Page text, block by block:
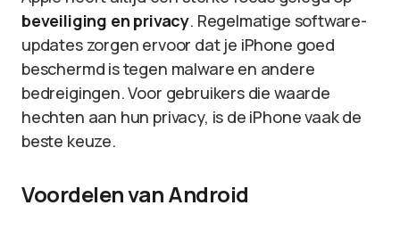
beveiliging en privacy. Regelmatige software-
updates zorgen ervoor dat je iPhone goed
beschermd is tegen malware en andere
bedreigingen. Voor gebruikers die waarde
hechten aan hun privacy, is de iPhone vaak de
beste keuze.
Voordelen van Android